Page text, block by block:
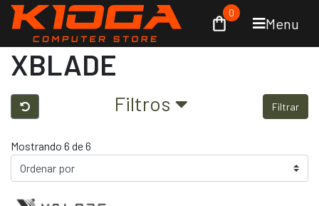
Menu
0
XBLADE
Filtros Filtrar
Mostrando 6 de 6